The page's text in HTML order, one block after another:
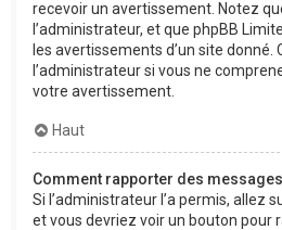
recevoir un avertissement. Notez
l’administrateur, et que phpBB
les avertissements d’un site donné.
l’administrateur si vous ne
votre avertissement.
Haut
Comment rapporter des
Si l’administrateur l’a permis, allez
et vous devriez voir un bouton pour